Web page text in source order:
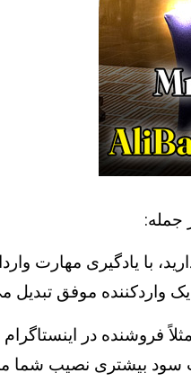
جمله:
با یادگیری مهارت
فروشنده در اینستاگرام
سود بیشتری نصیب